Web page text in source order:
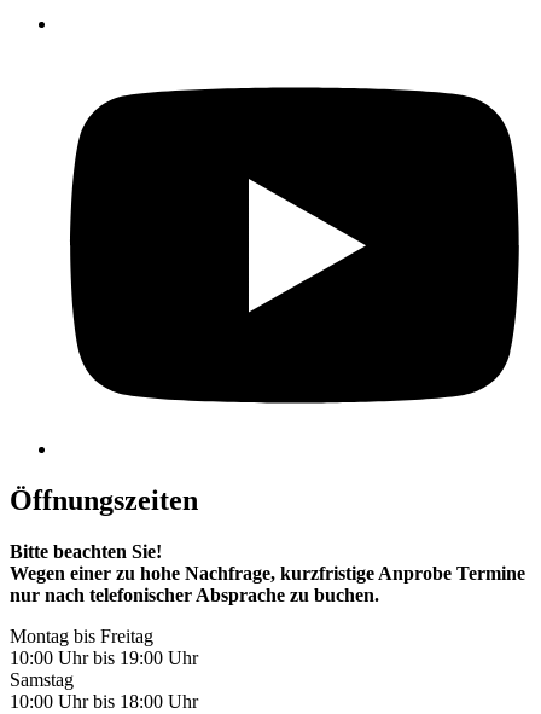
Öffnungszeiten
Bitte beachten Sie!
Wegen einer zu hohe Nachfrage, kurzfristige Anprobe Termine
nur nach telefonischer Absprache zu buchen.
Montag bis Freitag
10:00 Uhr bis 19:00 Uhr
Samstag
10:00 Uhr bis 18:00 Uhr